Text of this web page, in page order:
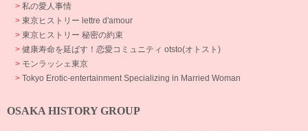
> 私の愛人事情
> 東京ヒストリー lettre d'amour
> 東京ヒストリー 秘密の約束
> 健康寿命を延ばす！恋愛コミュニティ otsto(オトスト)
> モンラッシェ東京
> Tokyo Erotic-entertainment Specializing in Married Woman
OSAKA HISTORY GROUP